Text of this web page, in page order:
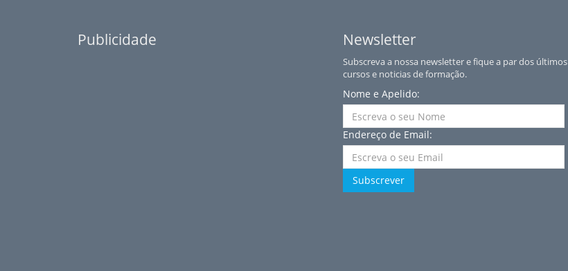
Publicidade Newsletter
Subscreva a nossa newsletter e fique a par dos últimos
cursos e noticias de formação.
Nome e Apelido:
Endereço de Email:
Subscrever